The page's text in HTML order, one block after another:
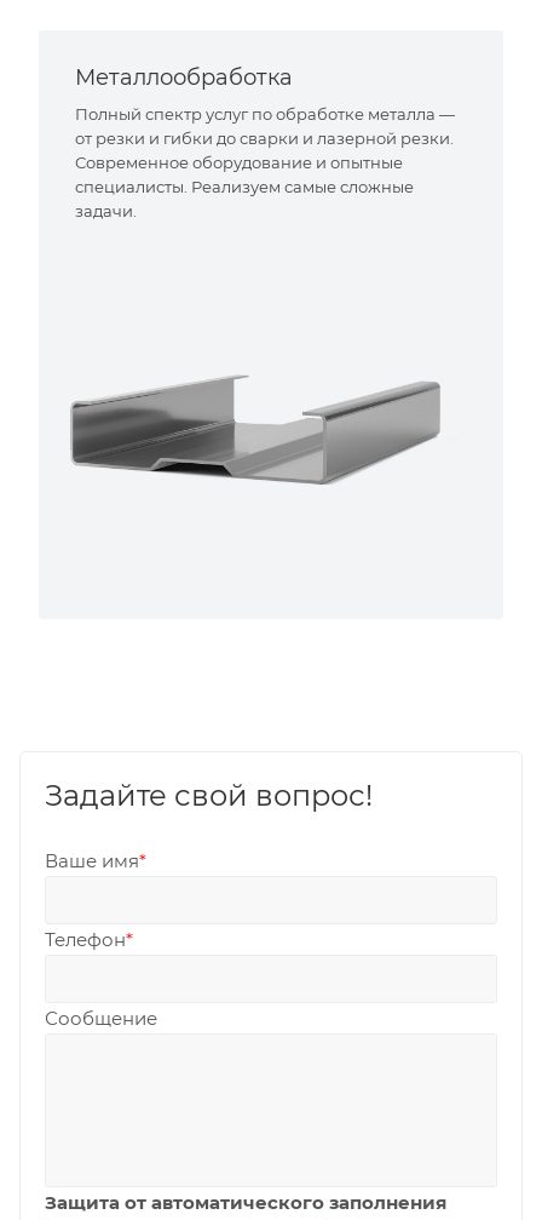
Металлообработка
Полный спектр услуг по обработке металла —
от резки и гибки до сварки и лазерной резки.
Современное оборудование и опытные
специалисты. Реализуем самые сложные
задачи.
Задайте свой вопрос!
Ваше имя*
Телефон*
Сообщение
Защита от автоматического заполнения